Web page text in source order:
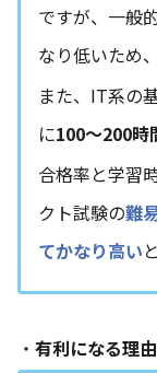
ですが、一般
なり低いため、
また、IT系の
に100〜200時
合格率と学習
クト試験の難
てかなり高い
・ 有利になる理由